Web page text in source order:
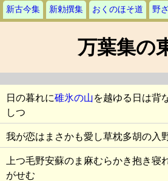
新古今集 新勅撰集 おくのほそ道 野
万葉集の
日の暮れに碓氷の山を越ゆる日は背
しつ
我が恋はまさかも愛し草枕多胡の入
上つ毛野安蘇のま麻むらかき抱き寝
がせむ